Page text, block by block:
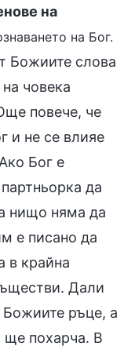
на
на Бог.
Божиите слова
човека
повече, че
и не се влияе
Бог е
да
нищо няма да
е писано да
в крайна
Дали
ръце, а
ще похарча. В